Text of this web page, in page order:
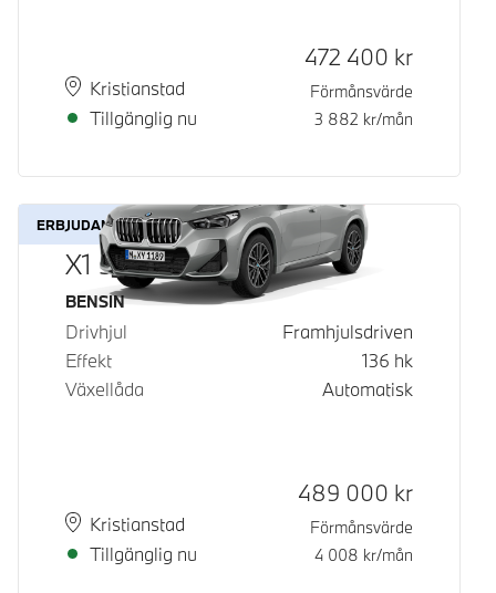
PlatsKristianstad
Leveranstid
Tillgänglig nu
Kontantpris
472 400 kr
Förmånsvärde
3 882 kr/mån
ERBJUDANDE
X1 sDrive18i
Bränsle
BENSIN
Drivhjul
Framhjulsdriven
Effekt
136 hk
Växellåda
Automatisk
PlatsKristianstad
Leveranstid
Tillgänglig nu
Kontantpris
489 000 kr
Förmånsvärde
4 008 kr/mån